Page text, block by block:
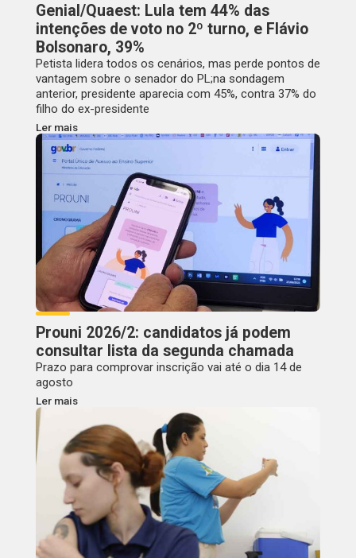
Genial/Quaest: Lula tem 44% das
intenções de voto no 2º turno, e Flávio
Bolsonaro, 39%
Petista lidera todos os cenários, mas perde pontos de
vantagem sobre o senador do PL;na sondagem
anterior, presidente aparecia com 45%, contra 37% do
filho do ex-presidente
Ler mais
Prouni 2026/2: candidatos já podem
consultar lista da segunda chamada
Prazo para comprovar inscrição vai até o dia 14 de
agosto
Ler mais